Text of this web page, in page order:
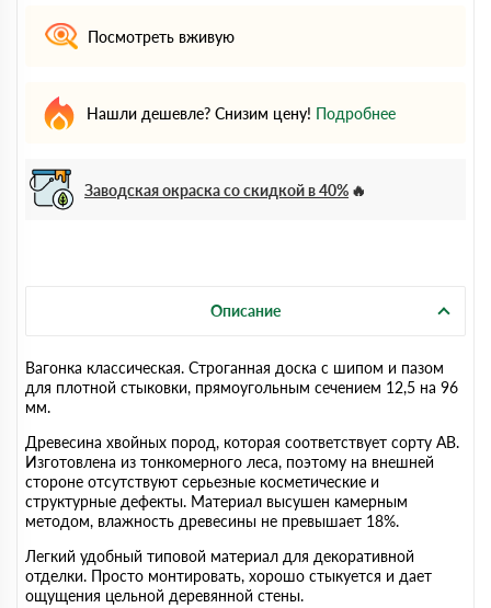
Посмотреть вживую
Нашли дешевле? Снизим цену! Подробнее
Заводская окраска со скидкой в 40%
Описание
Вагонка классическая. Строганная доска с шипом и пазом
для плотной стыковки, прямоугольным сечением 12,5 на 96
мм.
Древесина хвойных пород, которая соответствует сорту AB.
Изготовлена из тонкомерного леса, поэтому на внешней
стороне отсутствуют серьезные косметические и
структурные дефекты. Материал высушен камерным
методом, влажность древесины не превышает 18%.
Легкий удобный типовой материал для декоративной
отделки. Просто монтировать, хорошо стыкуется и дает
ощущения цельной деревянной стены.